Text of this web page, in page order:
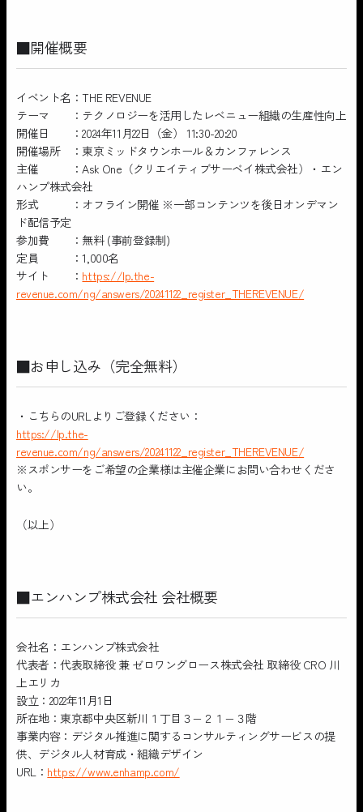
■開催概要
イベント名：THE REVENUE
テーマ ：テクノロジーを活用したレベニュー組織の生産性向上
開催日 ：2024年11月22日（金） 11:30-20:20
開催場所 ：東京ミッドタウンホール＆カンファレンス
主催 ：Ask One（クリエイティブサーベイ株式会社）・エン
ハンプ株式会社
形式 ：オフライン開催 ※一部コンテンツを後日オンデマン
ド配信予定
参加費 ：無料 (事前登録制)
定員 ：1,000名
サイト ： https://lp.the-
revenue.com/ng/answers/20241122_register_THEREVENUE/
■お申し込み（完全無料）
・こちらのURLよりご登録ください：
https://lp.the-
revenue.com/ng/answers/20241122_register_THEREVENUE/
※スポンサーをご希望の企業様は主催企業にお問い合わせくださ
い。
（以上）
■エンハンプ株式会社 会社概要
会社名：エンハンプ株式会社
代表者：代表取締役 兼 ゼロワングロース株式会社 取締役 CRO 川
上エリカ
設立：2022年11月1日
所在地：東京都中央区新川１丁目３−２１−３階
事業内容：デジタル推進に関するコンサルティングサービスの提
供、デジタル人材育成・組織デザイン
URL： https://www.enhamp.com/